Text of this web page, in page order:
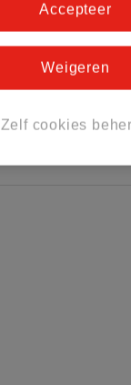
Zelf cookies
Weigeren
Accepteer